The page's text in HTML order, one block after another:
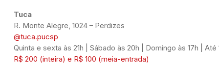
Tuca
@tuca.pucsp
Quinta e sexta às 21h | Sábado às 20h | Domingo às 17h | Até
R$ 200 (inteira) e R$ 100 (meia-entrada)